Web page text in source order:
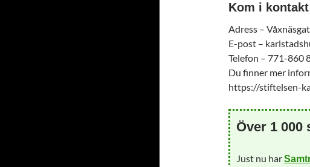
Kom i
Adress –
E-post –
Telefon – 771-860
Du finner mer
https://stiftelsen-
Över 1 000
Just nu har